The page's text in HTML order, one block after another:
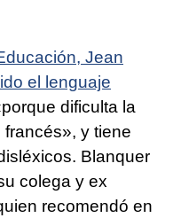
Jean
el lenguaje
dificulta la
y tiene
Blanquer
colega y ex
recomendó en